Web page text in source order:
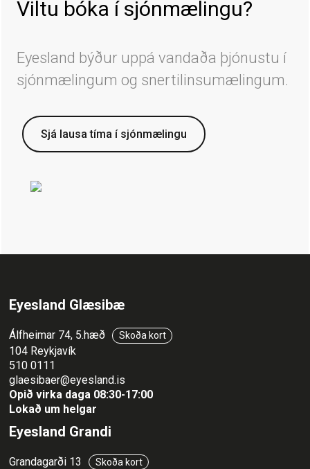
Viltu bóka í sjónmælingu?
Eyesland býður uppá vandaða þjónustu í
sjónmælingum og snertilinsumælingum.
Sjá lausa tíma í sjónmælingu
Eyesland Glæsibæ
Álfheimar 74, 5.hæð Skoða kort
104 Reykjavík
510 0111
glaesibaer@eyesland.is
Opið virka daga 08:30-17:00
Lokað um helgar
Eyesland Grandi
Grandagarði 13 Skoða kort